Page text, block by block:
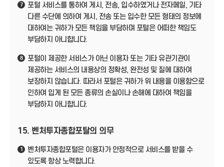
7
포털 서비스를 통하여 게시, 전송, 입수하였거나 전자메일, 기타
다른 수단에 의하여 게시, 전송 또는 입수한 모든 형태의 정보에
대하여는 귀하가 모든 책임을 부담하며 포털은 어떠한 책임도
부담하지 아니합니다.
8
포털이 제공한 서비스가 아닌 이용자 또는 기타 유관기관이
제공하는 서비스의 내용상의 정확성, 완전성 및 질에 대하여
보장하지 않습니다. 따라서 포털은 귀하가 위 내용을 이용함으로
인하여 입게 된 모든 종류의 손실이나 손해에 대하여 책임을
부담하지 아니합니다.
15. 벤처투자종합포탈의 의무
1
벤처투자종합포털은 이용자가 안정적으로 서비스를 받을 수
있도록 항상 노력합니다.